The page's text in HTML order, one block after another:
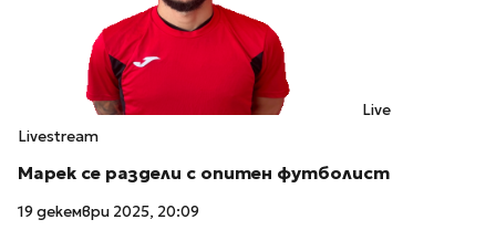
Live
Livestream
Марек се раздели с опитен футболист
19 декември 2025, 20:09